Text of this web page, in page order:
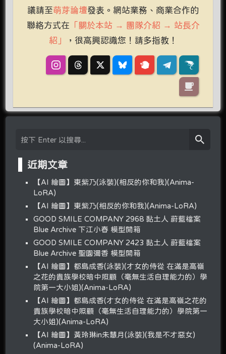
議請至萌芽論壇發表。網站業務、商業合作的
聯絡方式在 「關於本站 → 團隊介紹 → 站長介
紹」
，很高興認識您！請多指教！
近期文章
【AI 繪圖】東紫乃(泳裝)(相反的你和我)(Anima-
LoRA)
【AI 繪圖】東紫乃(相反的你和我)(Anima-LoRA)
GOOD SMILE COMPANY 2968 黏土人 蔚藍檔案
Blue Archive 下江小春 模型開箱
GOOD SMILE COMPANY 2423 黏土人 蔚藍檔案
Blue Archive 聖園彌香 模型開箱
【AI 繪圖】都島成香(泳裝)(才女的侍從 在滿是高嶺
之花的貴族學校暗中照顧（毫無生活自理能力的）學
院第一大小姐)(Anima-LoRA)
【AI 繪圖】都島成香(才女的侍從 在滿是高嶺之花的
貴族學校暗中照顧（毫無生活自理能力的）學院第一
大小姐)(Anima-LoRA)
【AI 繪圖】黃玲琳in朱慧月(泳裝)(我是不才惡女)
(Anima-LoRA)